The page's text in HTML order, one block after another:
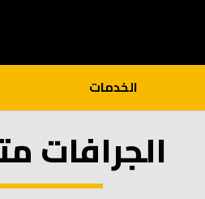
الخدمات
الجرافات